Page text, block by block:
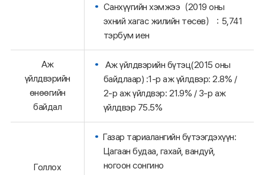
Санхүүгийн хэмжээ（2019 оны
эхний хагас жилийн төсөв）：5,741
тэрбум иен
Аж
үйлдвэрийн
өнөөгийн
байдал
 Аж үйлдвэрийн бүтэц(2015 оны
байдлаар) :1-р аж үйлдвэр: 2.8% /
2-р аж үйлдвэр: 21.9% / 3-р аж
үйлдвэр 75.5%
Голлох
Газар тариалангийн бүтээгдэхүүн:
Цагаан будаа, гахай, вандуй,
ногоон сонгино